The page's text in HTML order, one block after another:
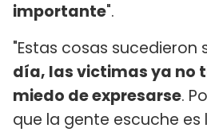
importante".
"Estas cosas sucedieron
día, las victimas ya no
miedo de expresarse.
que la gente escuche es